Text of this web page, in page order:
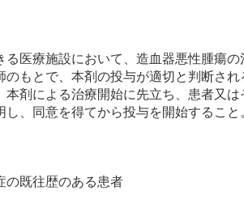
医療施設において、造血器悪性腫瘍の
のもとで、本剤の投与が適切と判断され
剤による治療開始に先立ち、患者又は
、同意を得てから投与を開始すること
の既往歴のある患者